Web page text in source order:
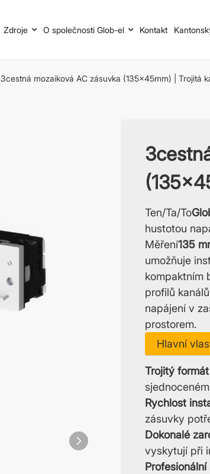
Zdroje O společnosti Glob-el Kontakt
3cestná mozaiková AC zásuvka (135x45mm) | Trojitá
Ten/Ta/To
hustotou
Měření135
umožňuje
kompaktním
profilů
napájení v
prostorem.
Hlavní
Trojitý
Rychlost
zásuvky
Dokonalé
vyskytují při